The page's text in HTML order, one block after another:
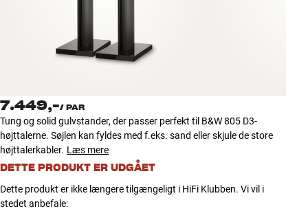
INSPIRATION
NYHEDER
TILBUD
Find Butik
Kundeservice
7.449,-/ PAR
Tung og solid gulvstander, der passer perfekt til B&W 805 D3-
højttalerne. Søjlen kan fyldes med f.eks. sand eller skjule de store
højttalerkabler. Læs mere
DETTE PRODUKT ER UDGÅET
Dette produkt er ikke længere tilgængeligt i HiFi Klubben. Vi vil i
stedet anbefale: